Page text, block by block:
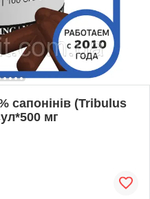
сапонінів (Tribulus
мг